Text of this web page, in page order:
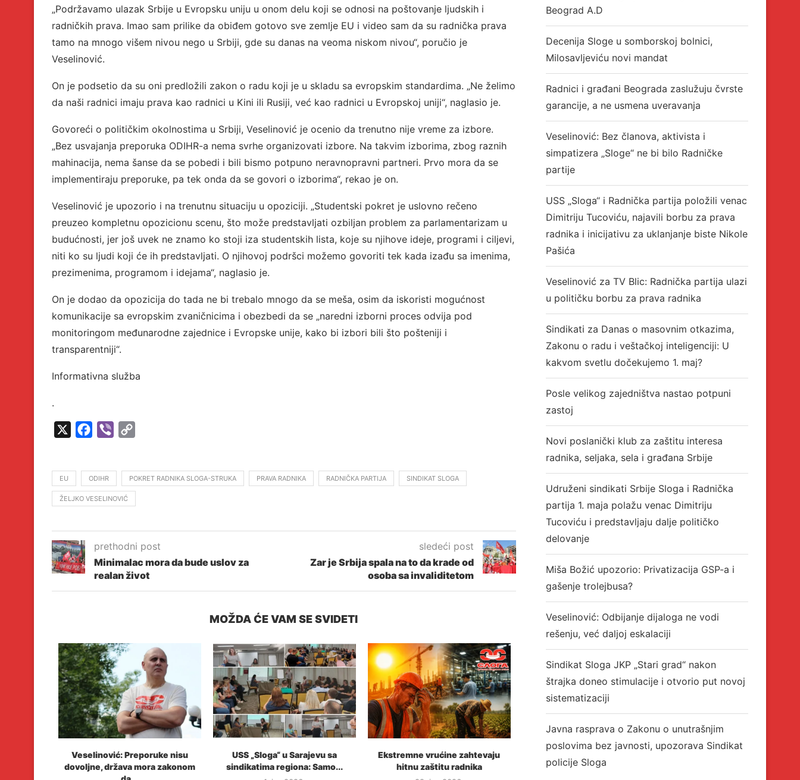
„Podržavamo ulazak Srbije u Evropsku uniju u onom delu koji se odnosi na poštovanje ljudskih i
radničkih prava. Imao sam prilike da obiđem gotovo sve zemlje EU i video sam da su radnička prava
tamo na mnogo višem nivou nego u Srbiji, gde su danas na veoma niskom nivou“, poručio je
Veselinović.
On je podsetio da su oni predložili zakon o radu koji je u skladu sa evropskim standardima. „Ne želimo
da naši radnici imaju prava kao radnici u Kini ili Rusiji, već kao radnici u Evropskoj uniji“, naglasio je.
Govoreći o političkim okolnostima u Srbiji, Veselinović je ocenio da trenutno nije vreme za izbore.
„Bez usvajanja preporuka ODIHR-a nema svrhe organizovati izbore. Na takvim izborima, zbog raznih
mahinacija, nema šanse da se pobedi i bili bismo potpuno neravnopravni partneri. Prvo mora da se
implementiraju preporuke, pa tek onda da se govori o izborima“, rekao je on.
Veselinović je upozorio i na trenutnu situaciju u opoziciji. „Studentski pokret je uslovno rečeno
preuzeo kompletnu opozicionu scenu, što može predstavljati ozbiljan problem za parlamentarizam u
budućnosti, jer još uvek ne znamo ko stoji iza studentskih lista, koje su njihove ideje, programi i ciljevi,
niti ko su ljudi koji će ih predstavljati. O njihovoj podršci možemo govoriti tek kada izađu sa imenima,
prezimenima, programom i idejama“, naglasio je.
On je dodao da opozicija do tada ne bi trebalo mnogo da se meša, osim da iskoristi mogućnost
komunikacije sa evropskim zvaničnicima i obezbedi da se „naredni izborni proces odvija pod
monitoringom međunarodne zajednice i Evropske unije, kako bi izbori bili što pošteniji i
transparentniji“.
Informativna služba
.
Facebook
Viber
EU ODIHR POKRET RADNIKA SLOGA-STRUKA PRAVA RADNIKA RADNIČKA PARTIJA SINDIKAT SLOGA
ŽELJKO VESELINOVIĆ
prethodni post
Minimalac mora da bude uslov za
realan život
sledeći post
Zar je Srbija spala na to da krade od
osoba sa invaliditetom
MOŽDA ĆE VAM SE SVIDETI
Veselinović: Preporuke nisu
dovoljne, država mora zakonom
USS „Sloga“ u Sarajevu sa
sindikatima regiona: Samo...
Ekstremne vrućine zahtevaju
hitnu zaštitu radnika
Održana IV sednica Glavnog
odbora USS „Sloga“:
Beograd A.D
Decenija Sloge u somborskoj bolnici,
Milosavljeviću novi mandat
Radnici i građani Beograda zaslužuju čvrste
garancije, a ne usmena uveravanja
Veselinović: Bez članova, aktivista i
simpatizera „Sloge“ ne bi bilo Radničke
partije
USS „Sloga“ i Radnička partija položili venac
Dimitriju Tucoviću, najavili borbu za prava
radnika i inicijativu za uklanjanje biste Nikole
Pašića
Veselinović za TV Blic: Radnička partija ulazi
u političku borbu za prava radnika
Sindikati za Danas o masovnim otkazima,
Zakonu o radu i veštačkoj inteligenciji: U
kakvom svetlu dočekujemo 1. maj?
Posle velikog zajedništva nastao potpuni
zastoj
Novi poslanički klub za zaštitu interesa
radnika, seljaka, sela i građana Srbije
Udruženi sindikati Srbije Sloga i Radnička
partija 1. maja polažu venac Dimitriju
Tucoviću i predstavljaju dalje političko
delovanje
Miša Božić upozorio: Privatizacija GSP-a i
gašenje trolejbusa?
Veselinović: Odbijanje dijaloga ne vodi
rešenju, već daljoj eskalaciji
Sindikat Sloga JKP „Stari grad“ nakon
štrajka doneo stimulacije i otvorio put novoj
sistematizaciji
Javna rasprava o Zakonu o unutrašnjim
poslovima bez javnosti, upozorava Sindikat
policije Sloga